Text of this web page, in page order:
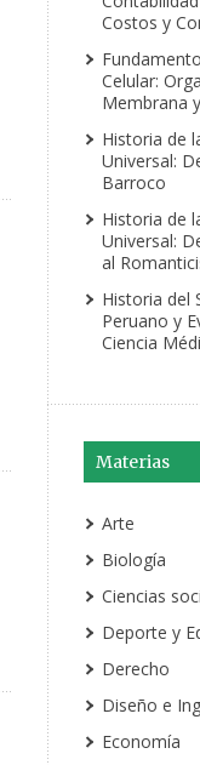
Costos y
Celular:
Membrana
Historia de
Universal:
Barroco
Historia de
Universal:
al
Historia del
Peruano y
Ciencia
Materias
Arte
Biología
Ciencias
Deporte y
Derecho
Diseño e
Economía